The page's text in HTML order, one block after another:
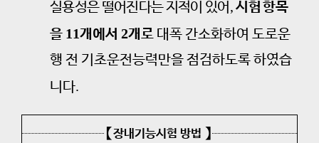
실용성은 떨어진다는 지적이 있어 ,시험 항목
을 11개에서2개로 대폭 간소화하여 도로운
행 전 기초운전능력만을 점검하도록 하였습
니다.
【장내기능시험 방법 】